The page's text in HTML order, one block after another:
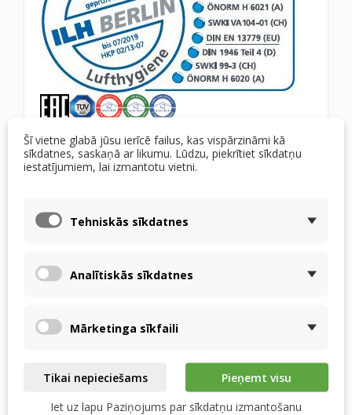
src="https://www.rekupex.cz/img/cms/academy.png"
alt="recutech akadēmija" platums="444"
Šī vietne glabā jūsu ierīcē failus, kas vispārzināmi kā
sīkdatnes, saskaņā ar likumu. Lūdzu, piekrītiet sīkdatņu
iestatījumiem, lai izmantotu vietni.
Tehniskās sīkdatnes
Analītiskās sīkdatnes
Mārketinga sīkfaili
Tikai nepieciešams
Pieņemt visu
Iet uz lapu Paziņojums par sīkdatņu izmantošanu